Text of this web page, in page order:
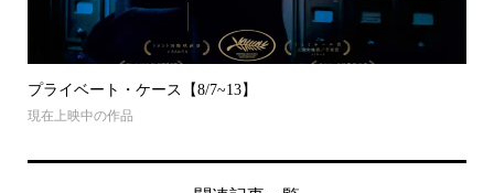
プライベート・ケース【8/7~13】
現在上映中の作品